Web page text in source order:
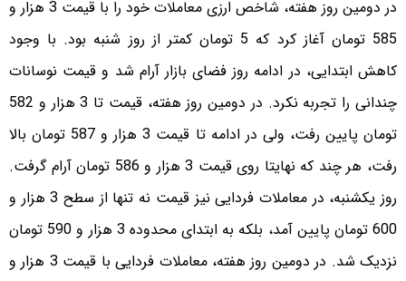
در دومین روز هفته، شاخص ارزی معاملات خود را با قیمت 3 هزار و
585 تومان آغاز کرد که 5 تومان کمتر از روز شنبه بود. با وجود
کاهش ابتدایی، در ادامه روز فضای بازار آرام شد و قیمت نوسانات
چندانی را تجربه نکرد. در دومین روز هفته، قیمت تا 3 هزار و 582
تومان پایین رفت، ولی در ادامه تا قیمت 3 هزار و 587 تومان بالا
رفت، هر چند که نهایتا روی قیمت 3 هزار و 586 تومان آرام گرفت.
روز یکشنبه، در معاملات فردایی نیز قیمت نه تنها از سطح 3 هزار و
600 تومان پایین آمد، بلکه به ابتدای محدوده 3 هزار و 590 تومان
نزدیک شد. در دومین روز هفته، معاملات فردایی با قیمت 3 هزار و